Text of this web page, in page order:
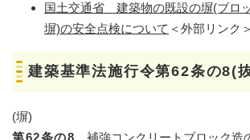
国土交通省 建築物の既設の塀(ブロ
塀)の安全点検について ＜外部リンク＞
建築基準法施行令第62条の8(
(塀)